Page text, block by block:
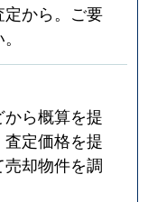
から。ご要
ら概算を提
定価格を提
却物件を調